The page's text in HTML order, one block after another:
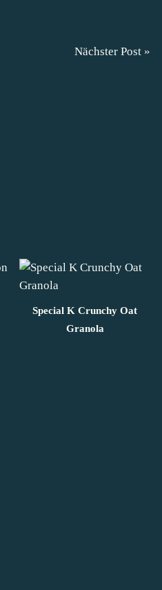
Nächster Post »
Special K Crunchy Oat
Granola